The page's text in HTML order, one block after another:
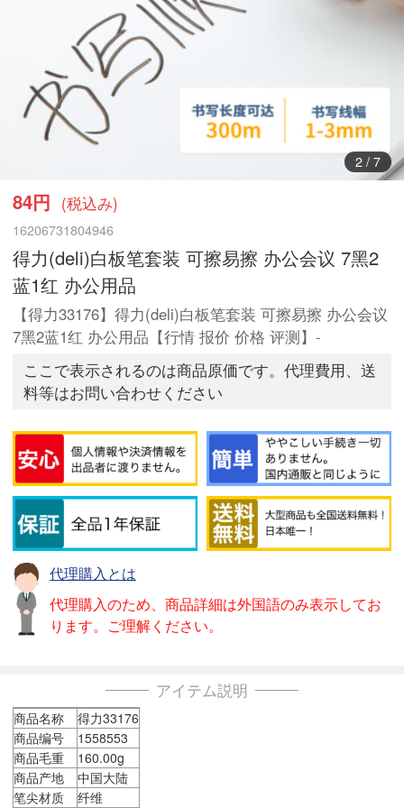
3/ 7
84円 (税込み)
16206731804946
得力(deli)白板笔套装 可擦易擦 办公会议 7黑2
蓝1红 办公用品
【得力33176】得力(deli)白板笔套装 可擦易擦 办公会议
7黑2蓝1红 办公用品【行情 报价 价格 评测】-
ここで表示されるのは商品原価です。代理費用、送
料等はお問い合わせください
代理購入とは
代理購入のため、商品詳細は外国語のみ表示してお
ります。ご理解ください。
アイテム説明
商品名称
得力33176
商品编号
1558553
商品毛重
160.00g
商品产地
中国大陆
笔尖材质
纤维